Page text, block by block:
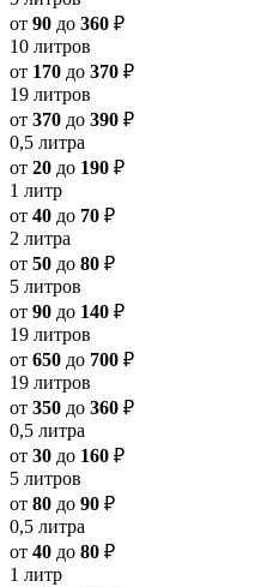
от 90 до 360 ₽
10 литров
от 170 до 370 ₽
19 литров
от 370 до 390 ₽
0,5 литра
от 20 до 190 ₽
1 литр
от 40 до 70 ₽
2 литра
от 50 до 80 ₽
5 литров
от 90 до 140 ₽
19 литров
от 650 до 700 ₽
19 литров
от 350 до 360 ₽
0,5 литра
от 30 до 160 ₽
5 литров
от 80 до 90 ₽
0,5 литра
от 40 до 80 ₽
1 литр